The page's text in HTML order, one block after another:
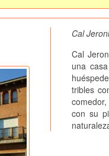
Cal
Cal
una
tribles
con su